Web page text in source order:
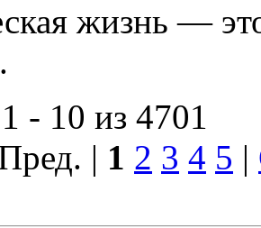
жизнь —
- 10 из 4701
| 1 2 3 4 5 |